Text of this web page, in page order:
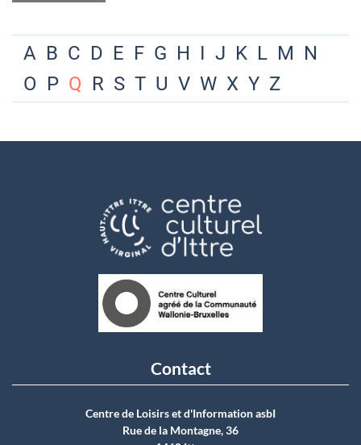
A B C D E F G H I J K L M N
O P Q R S T U V W X Y Z
Contact
Centre de Loisirs et d'Information asbI
Rue de la Montagne, 36